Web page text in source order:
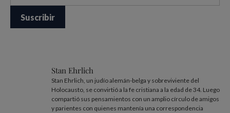
Stan Ehrlich
Stan Ehrlich, un judío alemán-belga y sobreviviente del
Holocausto, se convirtió a la fe cristiana a la edad de 34. Luego
compartió sus pensamientos con un amplio círculo de amigos
y parientes con quienes mantenía una correspondencia